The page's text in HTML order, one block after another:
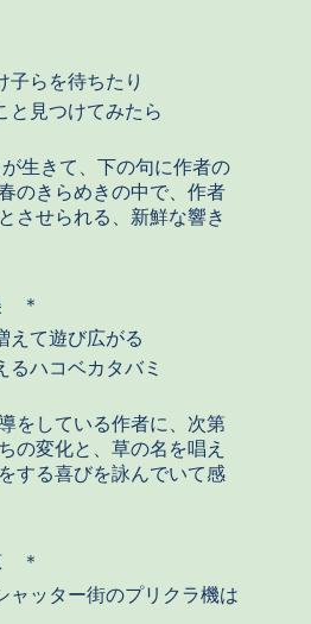
子らを待ちたり
と見つけてみたら
生きて、下の句に作者の
のきらめきの中で、作者
させられる、新鮮な響き
＊
えて遊び広がる
ハコベカタバミ
をしている作者に、次第
の変化と、草の名を唱え
する喜びを詠んでいて感
＊
ャッター街のプリクラ機は